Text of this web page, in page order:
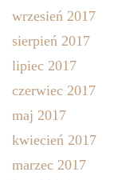
wrzesień 2017
sierpień 2017
lipiec 2017
czerwiec 2017
maj 2017
kwiecień 2017
marzec 2017